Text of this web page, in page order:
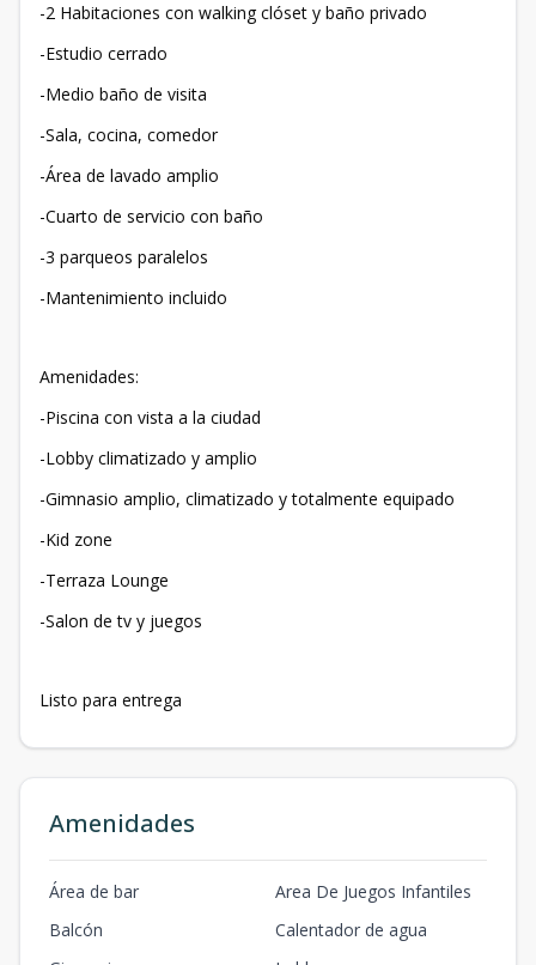
-2 Habitaciones con walking clóset y baño privado
-Estudio cerrado
-Medio baño de visita
-Sala, cocina, comedor
-Área de lavado amplio
-Cuarto de servicio con baño
-3 parqueos paralelos
-Mantenimiento incluido
Amenidades:
-Piscina con vista a la ciudad
-Lobby climatizado y amplio
-Gimnasio amplio, climatizado y totalmente equipado
-Kid zone
-Terraza Lounge
-Salon de tv y juegos
Listo para entrega
Amenidades
Área de bar
Area De Juegos Infantiles
Balcón
Calentador de agua